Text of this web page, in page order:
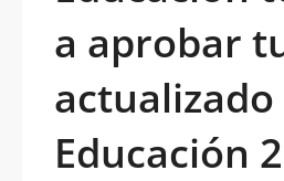
a aprobar
actualizado
Educación